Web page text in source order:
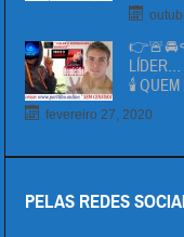
🕯
fevereiro 27, 2020
PELAS REDES